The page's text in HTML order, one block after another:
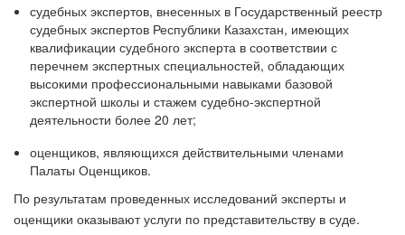
судебных экспертов, внесенных в Государственный реестр
судебных экспертов Республики Казахстан, имеющих
квалификации судебного эксперта в соответствии с
перечнем экспертных специальностей, обладающих
высокими профессиональными навыками базовой
экспертной школы и стажем судебно-экспертной
деятельности более 20 лет;
оценщиков, являющихся действительными членами
Палаты Оценщиков.
По результатам проведенных исследований эксперты и
оценщики оказывают услуги по представительству в суде.